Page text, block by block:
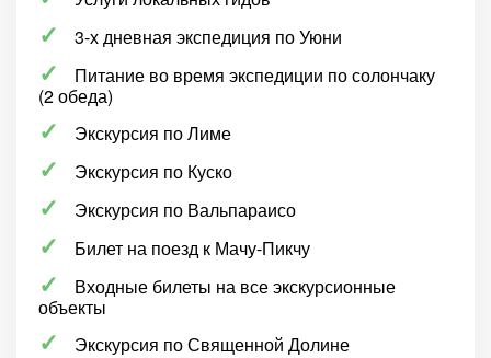
3-х дневная экспедиция по Уюни
Питание во время экспедиции по солончаку
(2 обеда)
Экскурсия по Лиме
Экскурсия по Куско
Экскурсия по Вальпараисо
Билет на поезд к Мачу-Пикчу
Входные билеты на все экскурсионные
объекты
Экскурсия по Священной Долине